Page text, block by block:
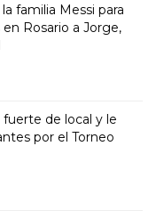
familia Messi para
Rosario a Jorge,
fuerte de local y le
por el Torneo